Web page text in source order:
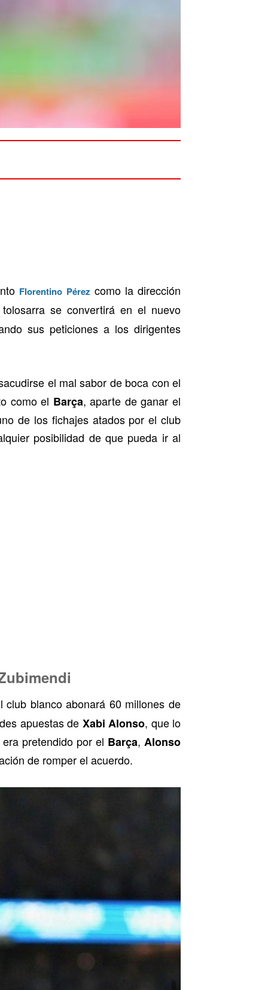
Florentino Pérez como la dirección
se convertirá en el nuevo
sus peticiones a los dirigentes
el mal sabor de boca con el
como el Barça, aparte de ganar el
de los fichajes atados por el club
posibilidad de que pueda ir al
club blanco abonará 60 millones de
apuestas de Xabi Alonso, que lo
pretendido por el Barça, Alonso
de romper el acuerdo.